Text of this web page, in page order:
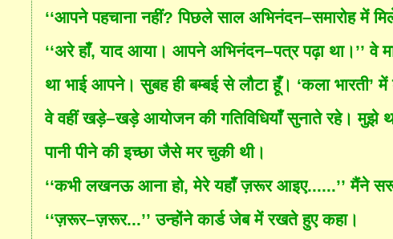
‘‘आपने पहचाना नहीं? पिछले साल अभिनंदन–समारोह में
‘‘अरे हाँ, याद आया। आपने अभिनंदन–पत्र पढ़ा था।’’ वे
था भाई आपने। सुबह ही बम्बई से लौटा हूँ। ‘कला भारती’ में
वे वहीं खड़े–खड़े आयोजन की गतिविधियाँ सुनाते रहे। मुझे
पानी पीने की इच्छा जैसे मर चुकी थी।
‘‘कभी लखनऊ आना हो, मेरे यहाँ ज़रूर आइए......’’ मैंने
‘‘ज़रूर–ज़रूर...’’ उन्होंने कार्ड जेब में रखते हुए कहा।